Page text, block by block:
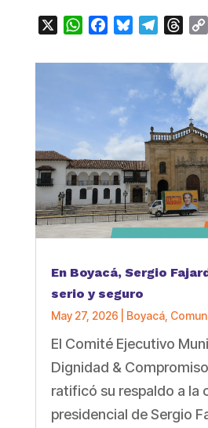
WhatsApp
FacebookBlueskyTelegram
En Boyacá, Sergio
serio y seguro
May 27, 2026 Boyacá,
El Comité Ejecutivo
Dignidad &
ratificó su respaldo a la
presidencial de Sergio